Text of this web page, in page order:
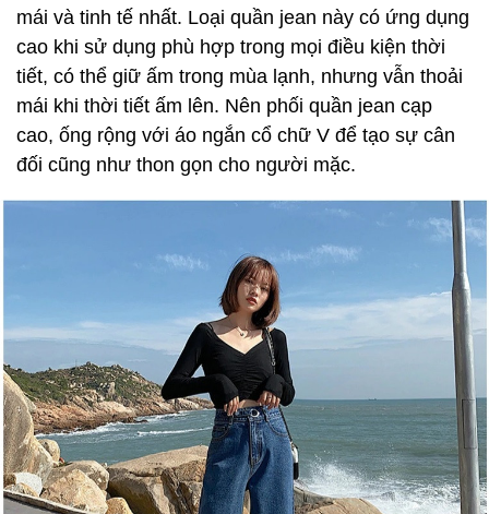
mái và tinh tế nhất. Loại quần jean này có ứng dụng
cao khi sử dụng phù hợp trong mọi điều kiện thời
tiết, có thể giữ ấm trong mùa lạnh, nhưng vẫn thoải
mái khi thời tiết ấm lên. Nên phối quần jean cạp
cao, ống rộng với áo ngắn cổ chữ V để tạo sự cân
đối cũng như thon gọn cho người mặc.